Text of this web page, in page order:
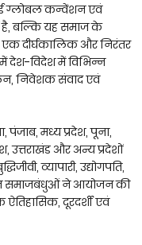
ग्लोबल कन्वेंशन एवं
बल्कि यह समाज के
दीर्घकालिक और निरंतर
देश-विदेश में विभिन्न
निवेशक संवाद एवं
पंजाब, मध्य प्रदेश, पूना,
उत्तराखंड और अन्य प्रदेशों
व्यापारी, उद्योगपति,
समाजबंधुओं ने आयोजन की
दूरदर्शी एवं